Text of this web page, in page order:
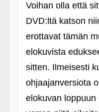
Voihan olla että
DVD:ltä katson
erottavat tämän
elokuvista
sitten. Ilmeisesti
ohjaajanversiota
elokuvan